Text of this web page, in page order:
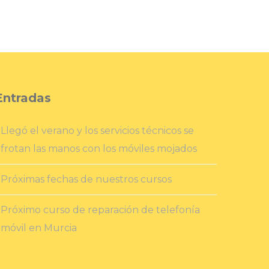
Llegó el verano y los servicios técnicos se
frotan las manos con los móviles mojados
Próximas fechas de nuestros cursos
Próximo curso de reparación de telefonía
móvil en Murcia